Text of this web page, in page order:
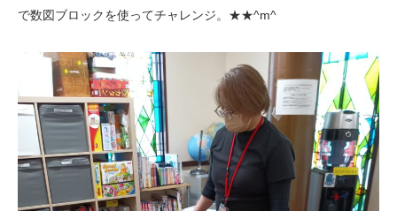
で数図ブロックを使ってチャレンジ。★★^m^